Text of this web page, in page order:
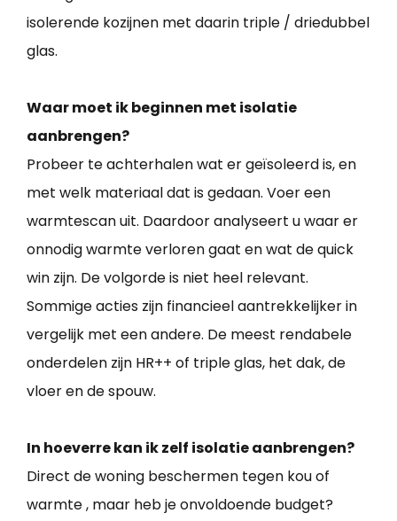
isolerende kozijnen met daarin triple / driedubbel
glas.
Waar moet ik beginnen met isolatie
aanbrengen?
Probeer te achterhalen wat er geïsoleerd is, en
met welk materiaal dat is gedaan. Voer een
warmtescan uit. Daardoor analyseert u waar er
onnodig warmte verloren gaat en wat de quick
win zijn. De volgorde is niet heel relevant.
Sommige acties zijn financieel aantrekkelijker in
vergelijk met een andere. De meest rendabele
onderdelen zijn HR++ of triple glas, het dak, de
vloer en de spouw.
In hoeverre kan ik zelf isolatie aanbrengen?
Direct de woning beschermen tegen kou of
warmte , maar heb je onvoldoende budget?